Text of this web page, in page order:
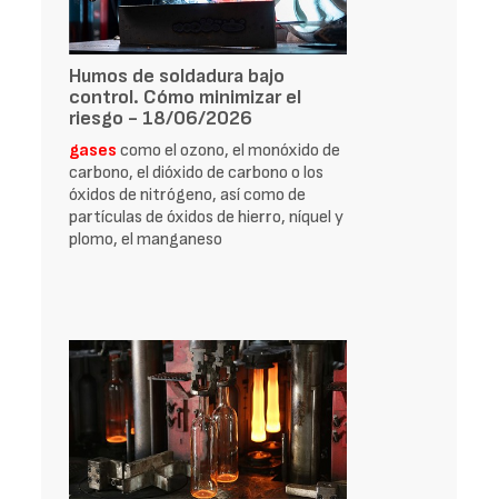
Humos de soldadura bajo
control. Cómo minimizar el
riesgo - 18/06/2026
gases como el ozono, el monóxido de
carbono, el dióxido de carbono o los
óxidos de nitrógeno, así como de
partículas de óxidos de hierro, níquel y
plomo, el manganeso